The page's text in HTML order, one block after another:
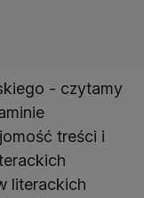
- czytamy
treści i
literackich